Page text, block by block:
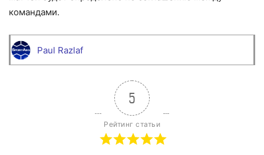
командами.
Paul Razlaf
5
Рейтинг статьи